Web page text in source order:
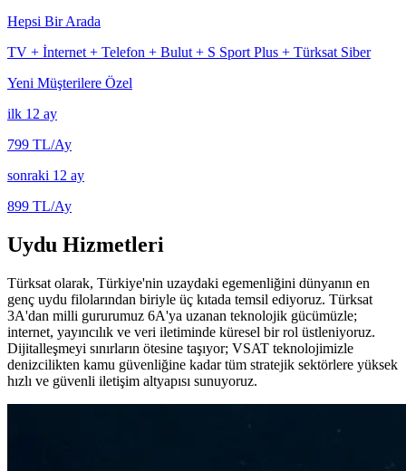
Hepsi Bir Arada
TV + İnternet + Telefon + Bulut + S Sport Plus + Türksat Siber
Yeni Müşterilere Özel
ilk 12 ay
799 TL/Ay
sonraki 12 ay
899 TL/Ay
Uydu Hizmetleri
Türksat olarak, Türkiye'nin uzaydaki egemenliğini dünyanın en
genç uydu filolarından biriyle üç kıtada temsil ediyoruz. Türksat
3A'dan milli gururumuz 6A'ya uzanan teknolojik gücümüzle;
internet, yayıncılık ve veri iletiminde küresel bir rol üstleniyoruz.
Dijitalleşmeyi sınırların ötesine taşıyor; VSAT teknolojimizle
denizcilikten kamu güvenliğine kadar tüm stratejik sektörlere yüksek
hızlı ve güvenli iletişim altyapısı sunuyoruz.